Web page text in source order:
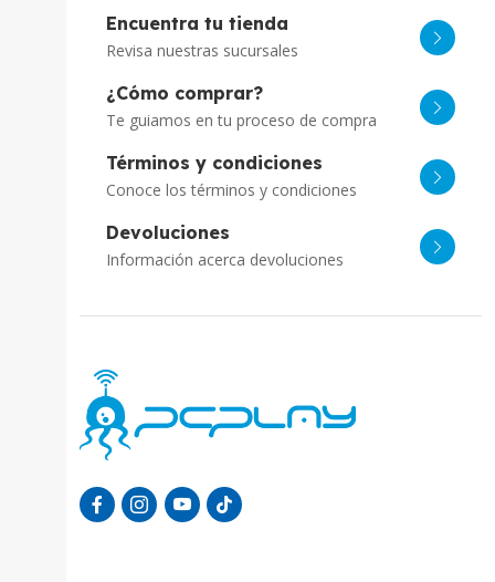
Encuentra tu tienda
Revisa nuestras sucursales
¿Cómo comprar?
Te guiamos en tu proceso de compra
Términos y condiciones
Conoce los términos y condiciones
Devoluciones
Información acerca devoluciones